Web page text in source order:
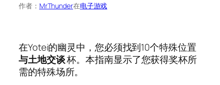
作者： MrThunder在电子游戏
在Yotei的幽灵中，您必须找到10个特殊位置
与土地交谈杯。本指南显示了您获得奖杯所
需的特殊场所。